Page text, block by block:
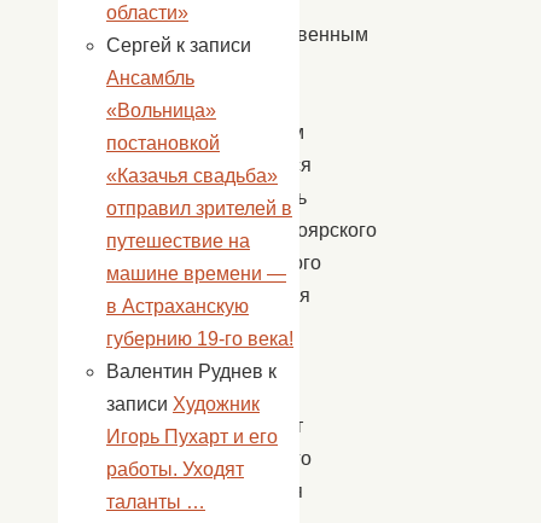
приветственным
землякам
обратился
секретарь
капустиноярского
первичного
отделения
и депутат
районного
собрания
области»
Сергей к записи
Ансамбль
«Вольница»
постановкой
«Казачья свадьба»
отправил зрителей в
путешествие на
машине времени —
в Астраханскую
губернию 19-го века!
Валентин Руднев к
записи Художник
Игорь Пухарт и его
работы. Уходят
таланты …